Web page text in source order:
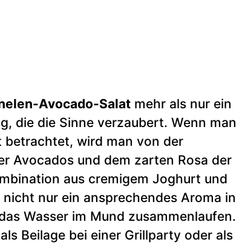
Avocado-Salat mehr als nur ein
die die Sinne verzaubert. Wenn man
wird man von der
Avocados und dem zarten Rosa der
aus cremigem Joghurt und
nur ein ansprechendes Aroma in
Wasser im Mund zusammenlaufen.
Beilage bei einer Grillparty oder als